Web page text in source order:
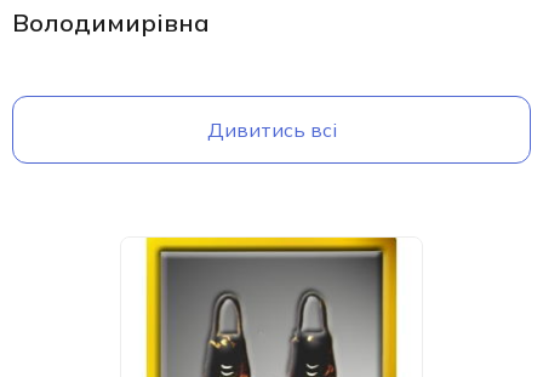
Володимирівна
Дивитись всі